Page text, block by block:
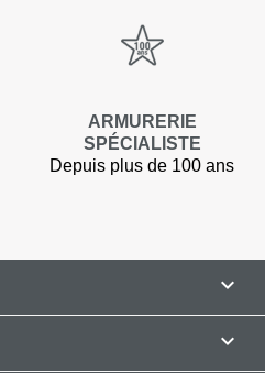
ARMURERIE
SPÉCIALISTE
Depuis plus de 100 ans

